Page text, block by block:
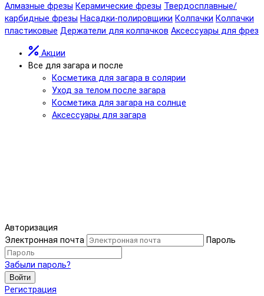
Алмазные фрезы Керамические фрезы Твердосплавные/
карбидные фрезы Насадки-полировщики Колпачки Колпачки
пластиковые Держатели для колпачков Аксессуары для фрез
Акции
Все для загара и после
Косметика для загара в солярии
Уход за телом после загара
Косметика для загара на солнце
Аксессуары для загара
Авторизация
Электронная почта
Пароль
Забыли пароль?
Войти
Регистрация